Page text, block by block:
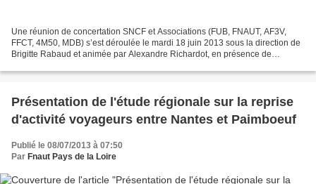
Une réunion de concertation SNCF et Associations (FUB, FNAUT, AF3V,
FFCT, 4M50, MDB) s’est déroulée le mardi 18 juin 2013 sous la direction de
Brigitte Rabaud et animée par Alexandre Richardot, en présence de
Présentation de l'étude régionale sur la reprise
d'activité voyageurs entre Nantes et Paimboeuf
Publié le 08/07/2013 à 07:50
Par Fnaut Pays de la Loire